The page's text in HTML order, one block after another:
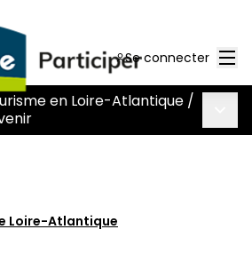
Se connecter
en Loire-Atlantique /
Loire-Atlantique